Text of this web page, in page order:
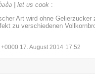
| let us cook :
Art wird ohne Gelierzucker
zu verschiedenen
17. August 2014 17:52